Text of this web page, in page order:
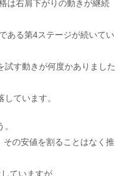
は右肩下がりの動きが継続
ある第4ステージが続いてい
試す動きが何度かありました
ています。
の安値を割ることはなく推
ていますが、